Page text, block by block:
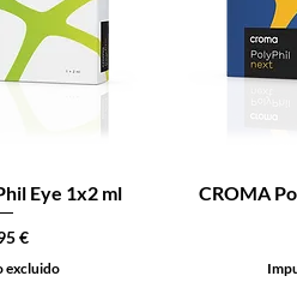
Eye 1x2 ml
€
excluido
CROMA